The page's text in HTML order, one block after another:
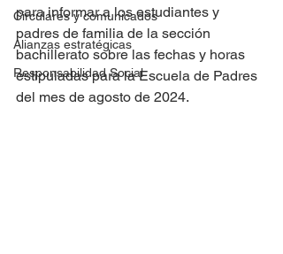
Circulares y comunicados
Alianzas estratégicas
Responsabilidad Social
para informar a los estudiantes y
padres de familia de la sección
bachillerato sobre las fechas y horas
estipuladas para la Escuela de Padres
del mes de agosto de 2024.